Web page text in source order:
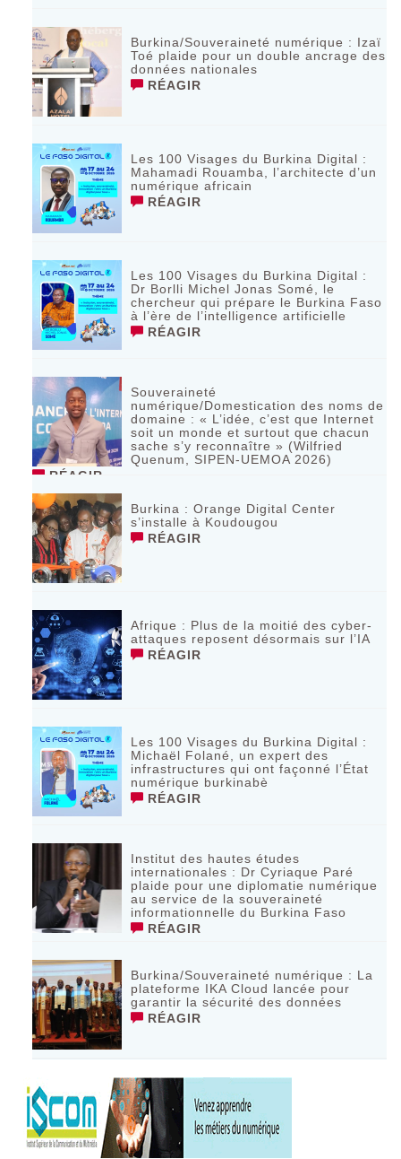
Burkina/Souveraineté numérique : Izaï
Toé plaide pour un double ancrage des
données nationales
RÉAGIR
Les 100 Visages du Burkina Digital :
Mahamadi Rouamba, l’architecte d’un
numérique africain
RÉAGIR
Les 100 Visages du Burkina Digital :
Dr Borlli Michel Jonas Somé, le
chercheur qui prépare le Burkina Faso
à l’ère de l’intelligence artificielle
RÉAGIR
Souveraineté
numérique/Domestication des noms de
domaine : « L’idée, c’est que Internet
soit un monde et surtout que chacun
sache s’y reconnaître » (Wilfried
Quenum, SIPEN-UEMOA 2026)
RÉAGIR
Burkina : Orange Digital Center
s’installe à Koudougou
RÉAGIR
Afrique : Plus de la moitié des cyber-
attaques reposent désormais sur l’IA
RÉAGIR
Les 100 Visages du Burkina Digital :
Michaël Folané, un expert des
infrastructures qui ont façonné l’État
numérique burkinabè
RÉAGIR
Institut des hautes études
internationales : Dr Cyriaque Paré
plaide pour une diplomatie numérique
au service de la souveraineté
informationnelle du Burkina Faso
RÉAGIR
Burkina/Souveraineté numérique : La
plateforme IKA Cloud lancée pour
garantir la sécurité des données
RÉAGIR